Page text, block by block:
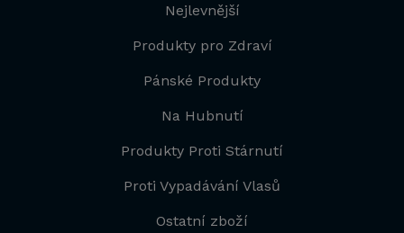
Nejlevnější
Produkty pro Zdraví
Pánské Produkty
Na Hubnutí
Produkty Proti Stárnutí
Proti Vypadávání Vlasů
Ostatní zboží